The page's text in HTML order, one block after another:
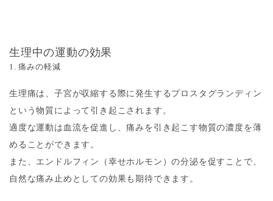
生理中の運動の効果
1. 痛みの軽減
生理痛は、子宮が収縮する際に発生するプロスタグランディン
という物質によって引き起こされます。
適度な運動は血流を促進し、痛みを引き起こす物質の濃度を薄
めることができます。
また、エンドルフィン（幸せホルモン）の分泌を促すことで、
自然な痛み止めとしての効果も期待できます。